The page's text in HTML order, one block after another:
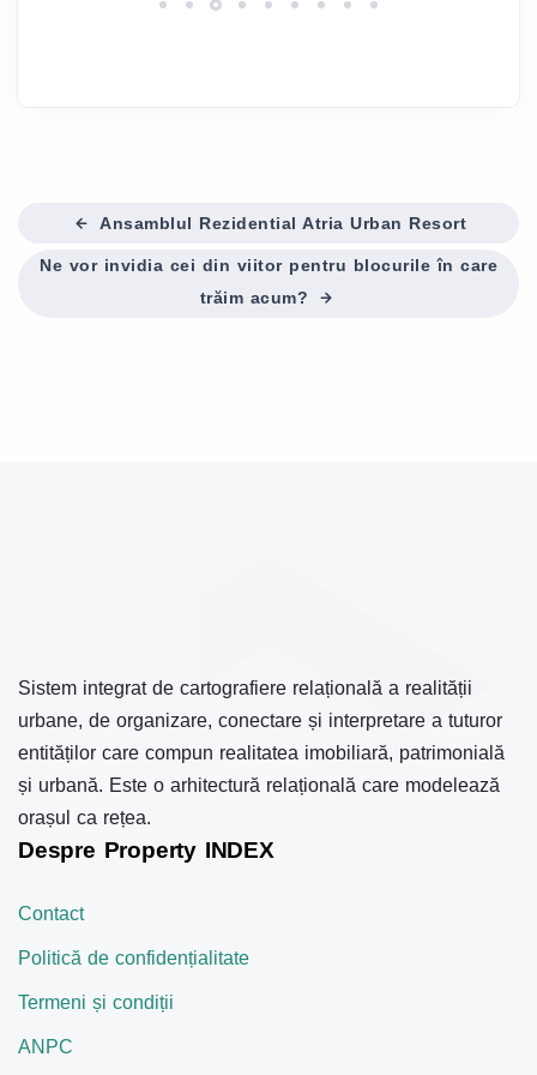
Ansamblul Rezidential Atria Urban Resort
Ne vor invidia cei din viitor pentru blocurile în care
trăim acum?
Sistem integrat de cartografiere relațională a realității
urbane, de organizare, conectare și interpretare a tuturor
entităților care compun realitatea imobiliară, patrimonială
și urbană. Este o arhitectură relațională care modelează
orașul ca rețea.
Despre Property INDEX
Contact
Politică de confidențialitate
Termeni și condiții
ANPC